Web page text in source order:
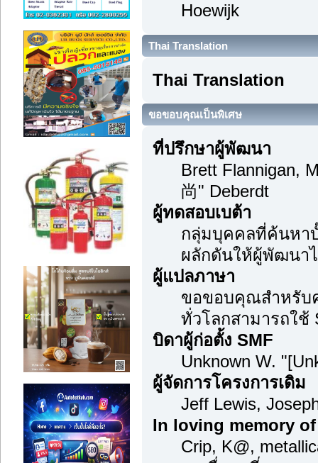
Hoewijk
Thai Translation
Thai Translation
ขอขอบคุณเป็นพิเศษ
ที่ปรึกษาผู้พัฒนา
Brett Flannigan,
尚" Deberdt
ผู้ทดสอบเบต้า
กลุ่มบุคคลที่ค้นหา
ผลักดันให้ผู้พัฒนา
ผู้แปลภาษา
ขอขอบคุณสำหรับ
ทั่วโลกสามารถใช้
บิดาผู้ก่อตั้ง SMF
Unknown W.
ผู้จัดการโครงการเดิม
Jeff Lewis,
In loving memory of
Crip, K@,